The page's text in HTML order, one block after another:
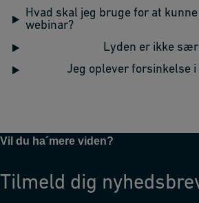
Hvad skal jeg bruge for at
webinar?
Lyden er ikke
Jeg oplever forsinkelse
Vil du ha´mere viden?
Tilmeld dig